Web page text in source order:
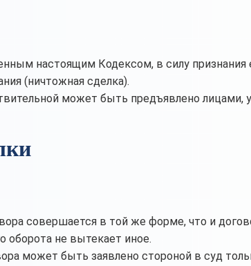
настоящим Кодексом, в силу
(ничтожная сделка).
может быть предъявлено лицами,
совершается в той же форме, что и
оборота не вытекает иное.
может быть заявлено стороной в суд